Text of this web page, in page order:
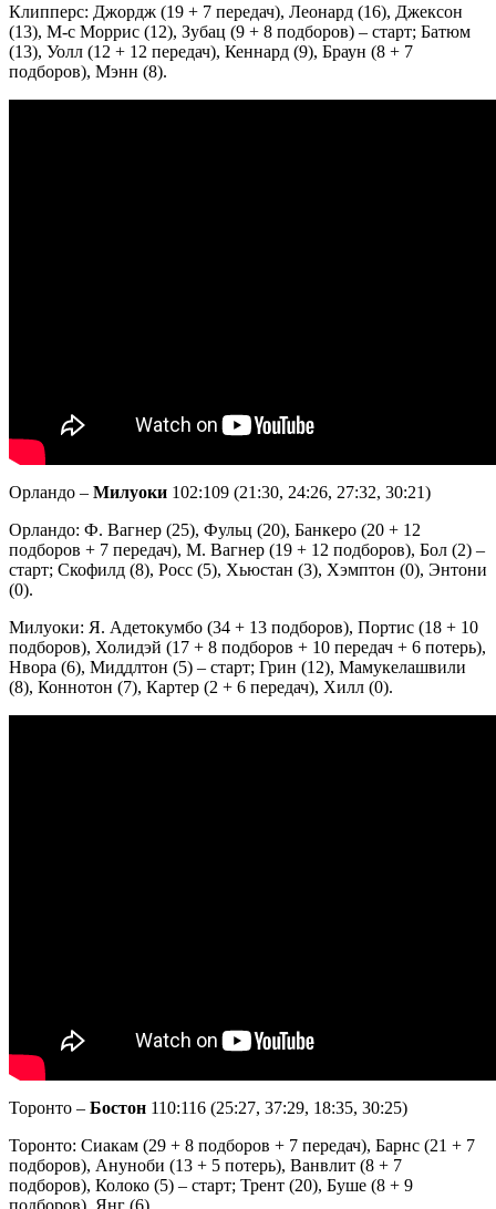
Клипперс: Джордж (19 + 7 передач), Леонард (16), Джексон
(13), М-с Моррис (12), Зубац (9 + 8 подборов) – старт; Батюм
(13), Уолл (12 + 12 передач), Кеннард (9), Браун (8 + 7
подборов), Мэнн (8).
Орландо – Милуоки 102:109 (21:30, 24:26, 27:32, 30:21)
Орландо: Ф. Вагнер (25), Фульц (20), Банкеро (20 + 12
подборов + 7 передач), М. Вагнер (19 + 12 подборов), Бол (2) –
старт; Скофилд (8), Росс (5), Хьюстан (3), Хэмптон (0), Энтони
(0).
Милуоки: Я. Адетокумбо (34 + 13 подборов), Портис (18 + 10
подборов), Холидэй (17 + 8 подборов + 10 передач + 6 потерь),
Нвора (6), Миддлтон (5) – старт; Грин (12), Мамукелашвили
(8), Коннотон (7), Картер (2 + 6 передач), Хилл (0).
Торонто – Бостон 110:116 (25:27, 37:29, 18:35, 30:25)
Торонто: Сиакам (29 + 8 подборов + 7 передач), Барнс (21 + 7
подборов), Ануноби (13 + 5 потерь), Ванвлит (8 + 7
подборов), Колоко (5) – старт; Трент (20), Буше (8 + 9
подборов), Янг (6).